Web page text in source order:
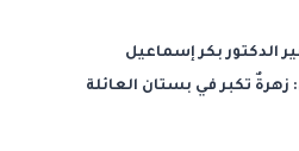
الدكتور بكر إسماعيل
تكبر في بستان العائلة